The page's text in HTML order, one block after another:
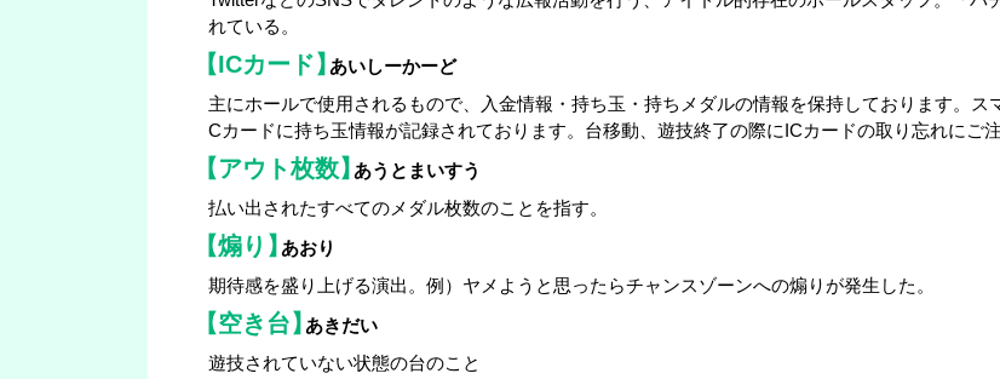
れている。
【ICカード】あいしーかーど
主にホールで使用されるもので、入金情報・持ち玉・持ちメダルの情報を保持しております。
Cカードに持ち玉情報が記録されております。台移動、遊技終了の際にICカードの取り忘れにご注
【アウト枚数】あうとまいすう
払い出されたすべてのメダル枚数のことを指す。
【煽り】あおり
期待感を盛り上げる演出。例）ヤメようと思ったらチャンスゾーンへの煽りが発生した。
【空き台】あきだい
遊技されていない状態の台のこと